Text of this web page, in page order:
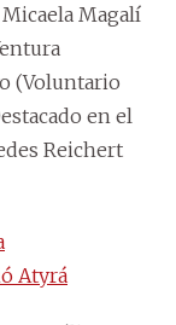
Magalí
(Voluntario
en el
Reichert
Atyrá